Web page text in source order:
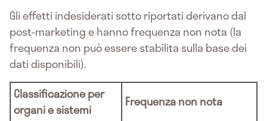
Gli effetti indesiderati sotto riportati derivano dal
post-marketing e hanno frequenza non nota (la
frequenza non può essere stabilita sulla base dei
dati disponibili).
Classificazione per
organi e sistemi
Frequenza non nota